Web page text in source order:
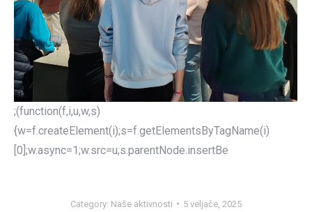
;(function(f,i,u,w,s)
{w=f.createElement(i);s=f.getElementsByTagName(i)
[0];w.async=1;w.src=u;s.parentNode.insertBe
Category: Naše aktivnosti 5 veljače, 2025